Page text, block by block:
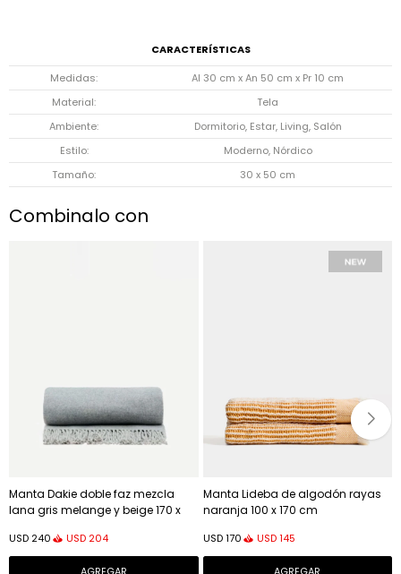
CARACTERÍSTICAS
Medidas
Al 30 cm x An 50 cm x Pr 10 cm
Material
Tela
Ambiente
Dormitorio, Estar, Living, Salón
Estilo
Moderno, Nórdico
Tamaño
30 x 50 cm
Combinalo con
Manta Dakie doble faz mezcla
lana gris melange y beige 170 x
USD 240 USD 204
Manta Lideba de algodón rayas
naranja 100 x 170 cm
USD 170 USD 145